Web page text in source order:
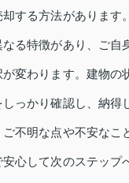
する方法があります
る特徴があり、ご自
変わります。建物の
っかり確認し、納得
不明な点や不安なこ
心して次のステップ